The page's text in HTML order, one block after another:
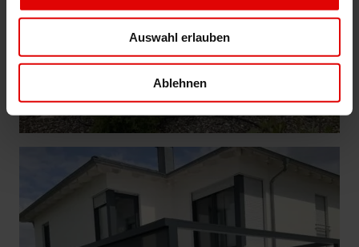
Auswahl erlauben
Ablehnen